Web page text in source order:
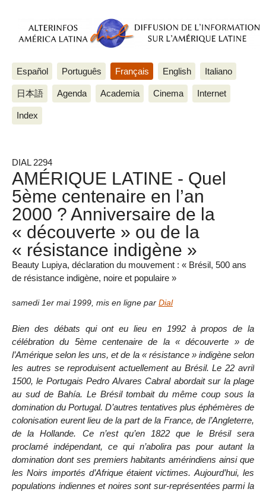
Español Português Français English Italiano
日本語 Agenda Academia Cinema Internet
Index
DIAL 2294
AMÉRIQUE LATINE - Quel
5ème centenaire en l’an
2000 ? Anniversaire de la
« découverte » ou de la
« résistance indigène »
Beauty Lupiya, déclaration du mouvement : « Brésil, 500 ans
de résistance indigène, noire et populaire »
samedi 1er mai 1999 mis en ligne par Dial
Bien des débats qui ont eu lieu en 1992 à propos de la
célébration du 5ème centenaire de la « découverte » de
l’Amérique selon les uns, et de la « résistance » indigène selon
les autres se reproduisent actuellement au Brésil. Le 22 avril
1500, le Portugais Pedro Alvares Cabral abordait sur la plage
au sud de Bahía. Le Brésil tombait du même coup sous la
domination du Portugal. D’autres tentatives plus éphémères de
colonisation eurent lieu de la part de la France, de l’Angleterre,
de la Hollande. Ce n’est qu’en 1822 que le Brésil sera
proclamé indépendant, ce qui n’abolira pas pour autant la
domination dont ses premiers habitants amérindiens ainsi que
les Noirs importés d’Afrique étaient victimes. Aujourd’hui, les
populations indiennes et noires sont sur-représentées parmi la